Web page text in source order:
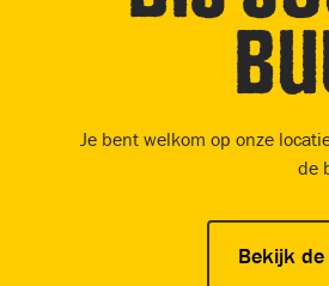
Je bent welkom op onze
de
Bekijk de